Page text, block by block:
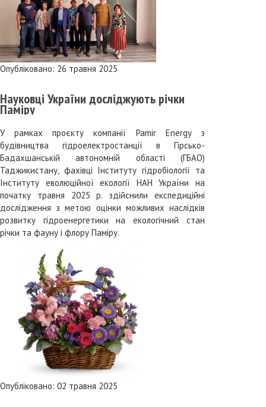
Опубліковано: 26 травня 2025
Науковці України досліджують річки
Паміру
У рамках проєкту компанії Pamir Energy з
будівництва гідроелектростанції в Гірсько-
Бадахшанській автономній області (ГБАО)
Таджикистану, фахівці Інституту гідробіології та
Інституту еволюційної екології НАН України на
початку травня 2025 р. здійснили експедиційні
дослідження з метою оцінки можливих наслідків
розвитку гідроенергетики на екологічний стан
річки та фауну і флору Паміру.
Опубліковано: 02 травня 2025